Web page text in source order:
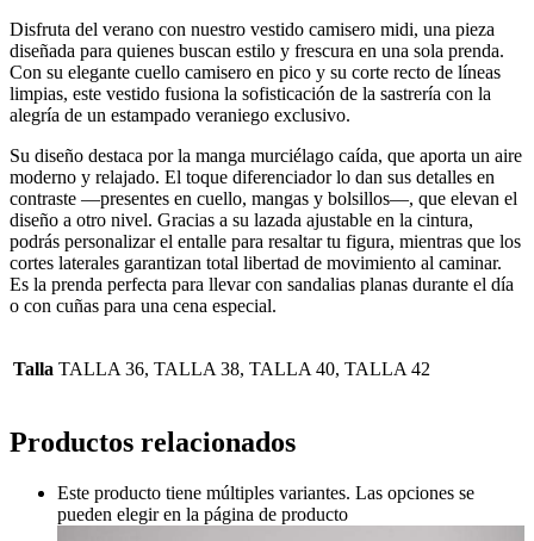
Disfruta del verano con nuestro vestido camisero midi, una pieza
diseñada para quienes buscan estilo y frescura en una sola prenda.
Con su elegante cuello camisero en pico y su corte recto de líneas
limpias, este vestido fusiona la sofisticación de la sastrería con la
alegría de un estampado veraniego exclusivo.
Su diseño destaca por la manga murciélago caída, que aporta un aire
moderno y relajado. El toque diferenciador lo dan sus detalles en
contraste —presentes en cuello, mangas y bolsillos—, que elevan el
diseño a otro nivel. Gracias a su lazada ajustable en la cintura,
podrás personalizar el entalle para resaltar tu figura, mientras que los
cortes laterales garantizan total libertad de movimiento al caminar.
Es la prenda perfecta para llevar con sandalias planas durante el día
o con cuñas para una cena especial.
Talla TALLA 36, TALLA 38, TALLA 40, TALLA 42
Productos relacionados
Este producto tiene múltiples variantes. Las opciones se
pueden elegir en la página de producto